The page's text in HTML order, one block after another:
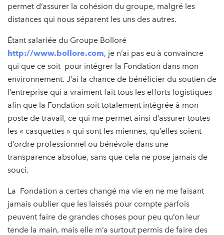
permet d’assurer la cohésion du groupe, malgré les
distances qui nous séparent les uns des autres.
Étant salariée du Groupe Bolloré
http://www.bollore.com, je n’ai pas eu à convaincre
qui que ce soit pour intégrer la Fondation dans mon
environnement. J’ai la chance de bénéficier du soutien de
l’entreprise qui a vraiment fait tous les efforts logistiques
afin que la Fondation soit totalement intégrée à mon
poste de travail, ce qui me permet ainsi d’assurer toutes
les « casquettes » qui sont les miennes, qu’elles soient
d’ordre professionnel ou bénévole dans une
transparence absolue, sans que cela ne pose jamais de
souci.
La Fondation a certes changé ma vie en ne me faisant
jamais oublier que les laissés pour compte parfois
peuvent faire de grandes choses pour peu qu’on leur
tende la main, mais elle m’a surtout permis de faire des